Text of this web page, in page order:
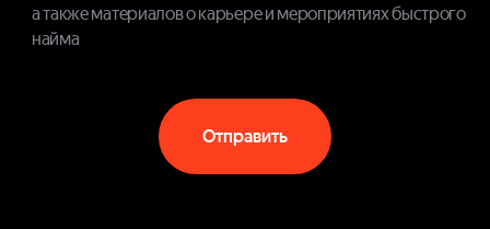
а также материалов о карьере и мероприятиях быстрого
найма
Отправить